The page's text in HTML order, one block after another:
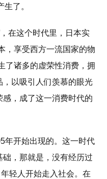
了。
在这个时代里，日本实
，享受西方一流国家的物
了诸多的虚荣性消费，拥
以吸引人们羡慕的眼光
，成了这一消费时代的
年开始出现的。这一时代
，那就是，没有经历过
轻人开始走入社会。在